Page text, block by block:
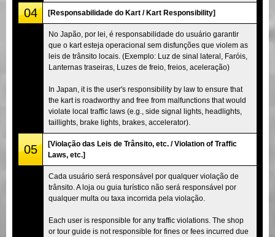
04 [Responsabilidade do Kart / Kart Responsibility]
No Japão, por lei, é responsabilidade do usuário garantir
que o kart esteja operacional sem disfunções que violem as
leis de trânsito locais. (Exemplo: Luz de sinal lateral, Faróis,
Lanternas traseiras, Luzes de freio, freios, aceleração)
In Japan, it is the user's responsibility by law to ensure that
the kart is roadworthy and free from malfunctions that would
violate local traffic laws (e.g., side signal lights, headlights,
taillights, brake lights, brakes, accelerator).
05
[Violação das Leis de Trânsito, etc. / Violation of Traffic
Laws, etc.]
Cada usuário será responsável por qualquer violação de
trânsito. A loja ou guia turístico não será responsável por
qualquer multa ou taxa incorrida pela violação.
Each user is responsible for any traffic violations. The shop
or tour guide is not responsible for fines or fees incurred due